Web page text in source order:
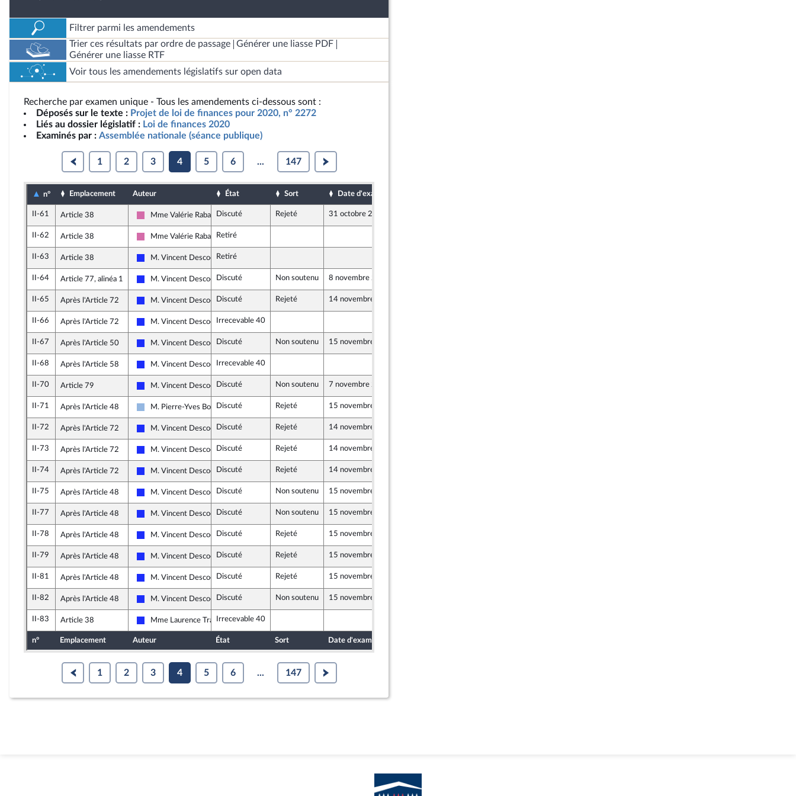
Filtrer parmi les amendements
Trier ces résultats par ordre de passage
Générer une liasse PDF
Générer une liasse RTF
Voir tous les amendements législatifs sur open data
Recherche par examen unique - Tous les amendements ci-dessous sont :
Déposés sur le texte : Projet de loi de finances pour 2020, n° 2272
Liés au dossier législatif : Loi de finances 2020
Examinés par : Assemblée nationale (séance publique)
1 2 3 4 5 6 ... 147
n° Emplacement Auteur État Sort Date d'examen
II-61 Article 38
Socialistes et apparentés
Mme Valérie RabaultDiscuté Rejeté 31 octobre 2019
II-62 Article 38
Socialistes et apparentés
Mme Valérie RabaultRetiré
II-63 Article 38
Les Républicains
M. Vincent DescoeurRetiré
II-64 Article 77, alinéa 1
Les Républicains
M. Vincent DescoeurDiscuté Non soutenu 8 novembre 2019
II-65 Après l'Article 72
Les Républicains
M. Vincent DescoeurDiscuté Rejeté 14 novembre 2019
II-66 Après l'Article 72
Les Républicains
M. Vincent DescoeurIrrecevable 40
II-67 Après l'Article 50
Les Républicains
M. Vincent DescoeurDiscuté Non soutenu 15 novembre 2019
II-68 Après l'Article 58
Les Républicains
M. Vincent DescoeurIrrecevable 40
II-70 Article 79
Les Républicains
M. Vincent DescoeurDiscuté Non soutenu 7 novembre 2019
II-71 Après l'Article 48
UDI, Agir et Indépendants
M. Pierre-Yves Bournazel
Discuté Rejeté 15 novembre 2019
II-72 Après l'Article 72
Les Républicains
M. Vincent DescoeurDiscuté Rejeté 14 novembre 2019
II-73 Après l'Article 72
Les Républicains
M. Vincent DescoeurDiscuté Rejeté 14 novembre 2019
II-74 Après l'Article 72
Les Républicains
M. Vincent DescoeurDiscuté Rejeté 14 novembre 2019
II-75 Après l'Article 48
Les Républicains
M. Vincent DescoeurDiscuté Non soutenu 15 novembre 2019
II-77 Après l'Article 48
Les Républicains
M. Vincent DescoeurDiscuté Non soutenu 15 novembre 2019
II-78 Après l'Article 48
Les Républicains
M. Vincent DescoeurDiscuté Rejeté 15 novembre 2019
II-79 Après l'Article 48
Les Républicains
M. Vincent DescoeurDiscuté Rejeté 15 novembre 2019
II-81 Après l'Article 48
Les Républicains
M. Vincent DescoeurDiscuté Rejeté 15 novembre 2019
II-82 Après l'Article 48
Les Républicains
M. Vincent DescoeurDiscuté Non soutenu 15 novembre 2019
II-83 Article 38
Les Républicains
Mme Laurence Trastour-Isnart
Irrecevable 40
n° Emplacement Auteur État Sort Date d'examen
1 2 3 4 5 6 ... 147